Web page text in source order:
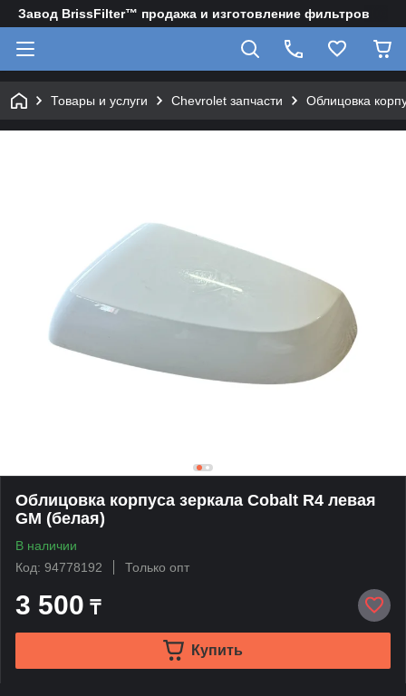
Завод BrissFilter™ продажа и изготовление фильтров
Товары и услуги Chevrolet запчасти Облицовка
Облицовка корпуса зеркала Cobalt R4 левая
GM (белая)
В наличии
Код: 94778192
Только опт
3 500 ₸
Купить